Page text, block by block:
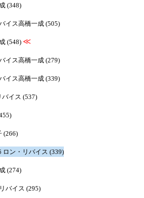
(348)
イス高橋一成 (505)
(548) ≪
イス高橋一成 (279)
イス高橋一成 (339)
イス (537)
(266)
ロン・リバイス (339)
(274)
バイス (295)